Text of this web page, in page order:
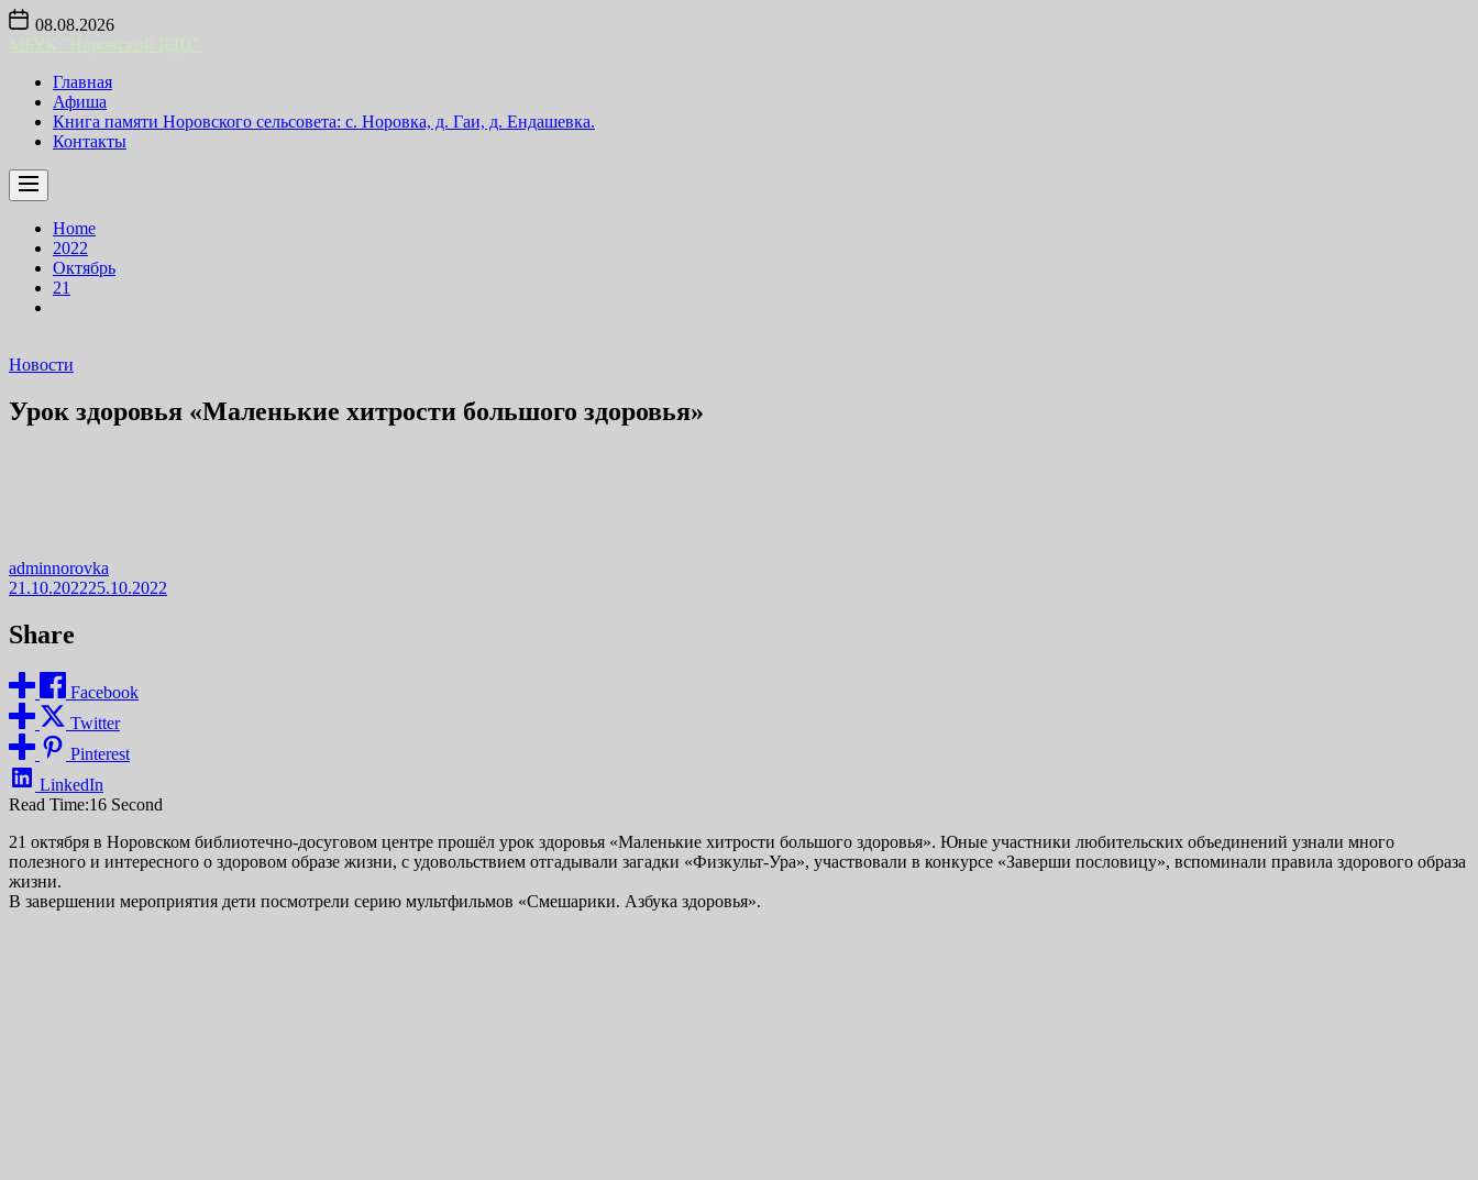
Skip
content
08.08.2026
Главная
Афиша
Книга памяти Норовского сельсовета: с. Норовка, д. Гаи, д. Ендашевка.
Контакты
Home
2022
Октябрь
21
Новости
Урок здоровья «Маленькие хитрости большого здоровья»
adminnorovka
21.10.202225.10.2022
Share
Facebook
Twitter
Pinterest
LinkedIn
Read Time:16 Second
21 октября в Норовском библиотечно-досуговом центре прошёл урок здоровья «Маленькие хитрости большого здоровья». Юные участники любительских объединений узнали много
полезного и интересного о здоровом образе жизни, с удовольствием отгадывали загадки «Физкульт-Ура», участвовали в конкурсе «Заверши пословицу», вспоминали правила здорового образа
жизни.
В завершении мероприятия дети посмотрели серию мультфильмов «Смешарики. Азбука здоровья».